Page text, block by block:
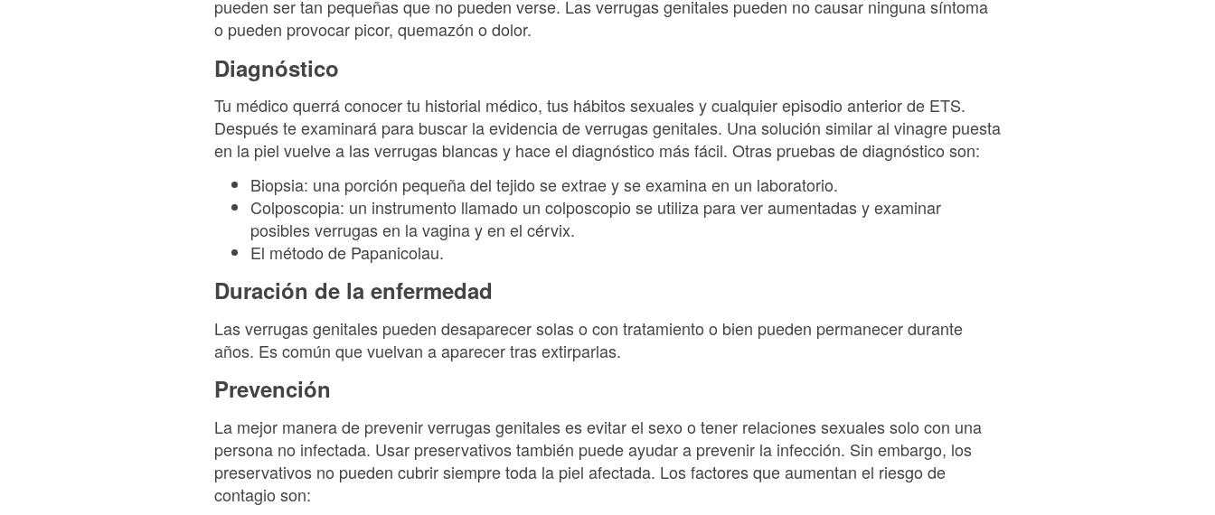
pueden ser tan pequeñas que no pueden verse. Las verrugas genitales pueden no causar ninguna síntoma
o pueden provocar picor, quemazón o dolor.
Diagnóstico
Tu médico querrá conocer tu historial médico, tus hábitos sexuales y cualquier episodio anterior de ETS.
Después te examinará para buscar la evidencia de verrugas genitales. Una solución similar al vinagre puesta
en la piel vuelve a las verrugas blancas y hace el diagnóstico más fácil. Otras pruebas de diagnóstico son:
Biopsia: una porción pequeña del tejido se extrae y se examina en un laboratorio.
Colposcopia: un instrumento llamado un colposcopio se utiliza para ver aumentadas y examinar
posibles verrugas en la vagina y en el cérvix.
El método de Papanicolau.
Duración de la enfermedad
Las verrugas genitales pueden desaparecer solas o con tratamiento o bien pueden permanecer durante
años. Es común que vuelvan a aparecer tras extirparlas.
Prevención
La mejor manera de prevenir verrugas genitales es evitar el sexo o tener relaciones sexuales solo con una
persona no infectada. Usar preservativos también puede ayudar a prevenir la infección. Sin embargo, los
preservativos no pueden cubrir siempre toda la piel afectada. Los factores que aumentan el riesgo de
contagio son: